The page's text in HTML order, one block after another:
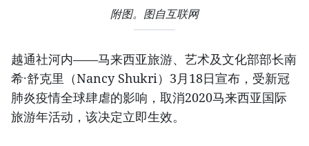
附图。图自互联网
越通社河内——马来西亚旅游、艺术及文化部部长南
希·舒克里（Nancy Shukri）3月18日宣布，受新冠
肺炎疫情全球肆虐的影响，取消2020马来西亚国际
旅游年活动，该决定立即生效。